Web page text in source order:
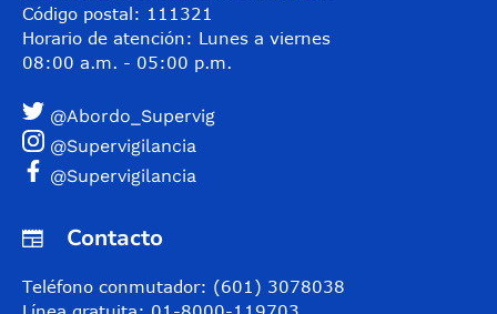
Código postal: 111321
Horario de atención: Lunes a viernes
08:00 a.m. - 05:00 p.m.
@Abordo_Supervig
@Supervigilancia
@Supervigilancia
Contacto
Teléfono conmutador: (601) 3078038